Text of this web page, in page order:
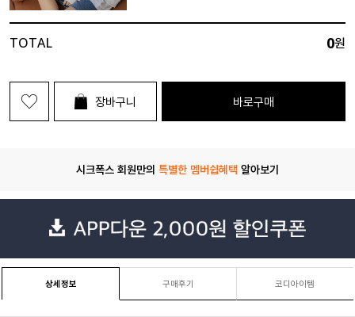
TOTAL 0원
장바구니 바로구매
시크폭스 회원만의 특별한 멤버쉽혜택 알아보기
상세정보 구매후기 코디아이템